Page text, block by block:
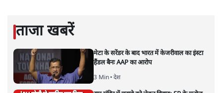
सत्य हिन्दी ऐप डाउनलोडकरें